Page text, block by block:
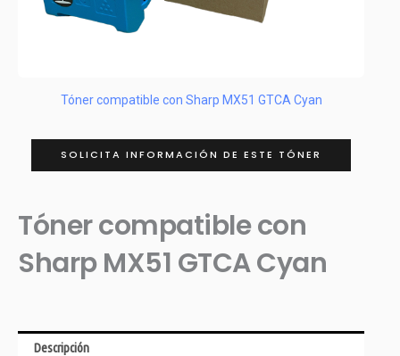
Tóner compatible con Sharp MX51 GTCA Cyan
SOLICITA INFORMACIÓN DE ESTE TÓNER
Tóner compatible con
Sharp MX51 GTCA Cyan
Descripción